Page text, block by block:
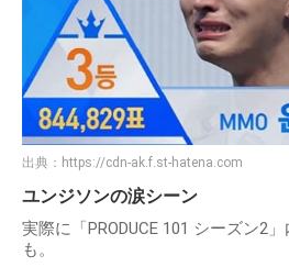
出典： https://cdn-ak.f.st-hatena.com
ユンジソンの涙シーン
実際に「PRODUCE 101 シーズン2
も。